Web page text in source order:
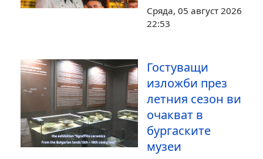
Сряда, 05 август 2026
22:53
Гостуващи
изложби през
летния сезон ви
очакват в
бургаските
музеи